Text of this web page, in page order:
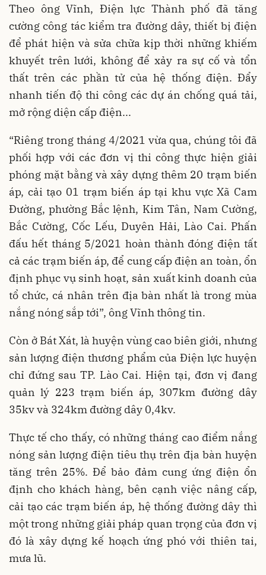
Theo ông Vĩnh, Điện lực Thành phố đã tăng
cường công tác kiểm tra đường dây, thiết bị điện
để phát hiện và sửa chữa kịp thời những khiếm
khuyết trên lưới, không để xảy ra sự cố và tổn
thất trên các phần tử của hệ thống điện. Đẩy
nhanh tiến độ thi công các dự án chống quá tải,
mở rộng diện cấp điện...
“Riêng trong tháng 4/2021 vừa qua, chúng tôi đã
phối hợp với các đơn vị thi công thực hiện giải
phóng mặt bằng và xây dựng thêm 20 trạm biến
áp, cải tạo 01 trạm biến áp tại khu vực Xã Cam
Đường, phường Bắc lệnh, Kim Tân, Nam Cường,
Bắc Cường, Cốc Lếu, Duyên Hải, Lào Cai. Phấn
đấu hết tháng 5/2021 hoàn thành đóng điện tất
cả các trạm biến áp, để cung cấp điện an toàn, ổn
định phục vụ sinh hoạt, sản xuất kinh doanh của
tổ chức, cá nhân trên địa bàn nhất là trong mùa
nắng nóng sắp tới”, ông Vĩnh thông tin.
Còn ở Bát Xát, là huyện vùng cao biên giới, nhưng
sản lượng điện thương phẩm của Điện lực huyện
chỉ đứng sau TP. Lào Cai. Hiện tại, đơn vị đang
quản lý 223 trạm biến áp, 307km đường dây
35kv và 324km đường dây 0,4kv.
Thực tế cho thấy, có những tháng cao điểm nắng
nóng sản lượng điện tiêu thụ trên địa bàn huyện
tăng trên 25%. Để bảo đảm cung ứng điện ổn
định cho khách hàng, bên cạnh việc nâng cấp,
cải tạo các trạm biến áp, hệ thống đường dây thì
một trong những giải pháp quan trọng của đơn vị
đó là xây dựng kế hoạch ứng phó với thiên tai,
mưa lũ.